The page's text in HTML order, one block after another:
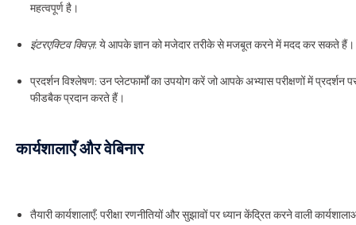
महत्वपूर्ण है।
इंटरएक्टिव क्विज़: ये आपके ज्ञान को मजेदार तरीके से मजबूत करने में मदद कर सकते हैं।
प्रदर्शन विश्लेषण: उन प्लेटफार्मों का उपयोग करें जो आपके अभ्यास परीक्षणों में प्रदर्शन
फीडबैक प्रदान करते हैं।
कार्यशालाएँ और वेबिनार
तैयारी कार्यशालाएँ: परीक्षा रणनीतियों और सुझावों पर ध्यान केंद्रित करने वाली